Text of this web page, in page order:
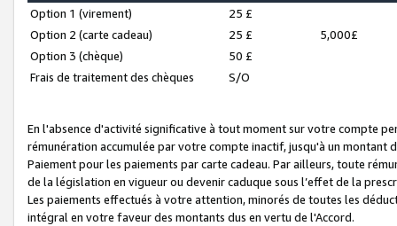
Option 1 (virement)
25 £
Option 2 (carte cadeau)
25 £
5,000£
Option 3 (chèque)
50 £
Frais de traitement des chèques
S/O
En l'absence d'activité significative à tout moment sur votre compte
rémunération accumulée par votre compte inactif, jusqu'à un montant
Paiement pour les paiements par carte cadeau. Par ailleurs, toute
de la législation en vigueur ou devenir caduque sous l’effet de la
Les paiements effectués à votre attention, minorés de toutes les
intégral en votre faveur des montants dus en vertu de l'Accord.